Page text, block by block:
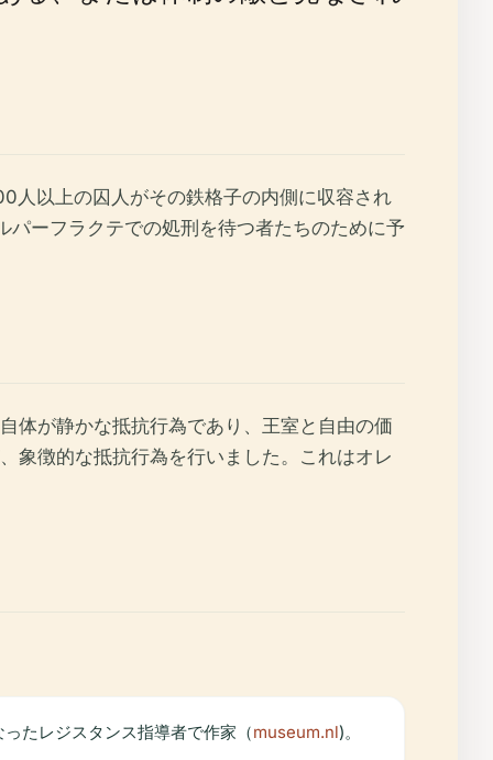
人以上の囚人がその鉄格子の内側に収容され
ーフラクテでの処刑を待つ者たちのために予
体が静かな抵抗行為であり、王室と自由の価
象徴的な抵抗行為を行いました。これはオレ
たレジスタンス指導者で作家（museum.nl)。